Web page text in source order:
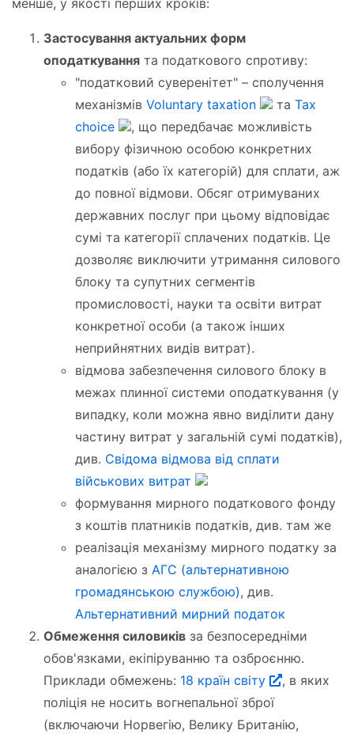
менше, у якості перших кроків:
Застосування актуальних форм
оподаткування та податкового спротиву:
"податковий суверенітет" – сполучення
механізмів Voluntary taxation та Tax
choice
, що передбачає можливість
вибору фізичною особою конкретних
податків (або їх категорій) для сплати, аж
до повної відмови. Обсяг отримуваних
державних послуг при цьому відповідає
сумі та категорії сплачених податків. Це
дозволяє виключити утримання силового
блоку та супутних сегментів
промисловості, науки та освіти витрат
конкретної особи (а також інших
неприйнятних видів витрат).
відмова забезпечення силового блоку в
межах плинної системи оподаткування (у
випадку, коли можна явно виділити дану
частину витрат у загальній сумі податків),
див. Свідома відмова від сплати
військових витрат
формування мирного податкового фонду
з коштів платників податків, див. там же
реалізація механізму мирного податку за
аналогією з АГС (альтернативною
громадянською службою), див.
Альтернативний мирний податок
Обмеження силовиків за безпосередніми
обов'язками, екіпіруванню та озброєнню.
Приклади обмежень: 18 країн світу
, в яких
поліція не носить вогнепальної зброї
(включаючи Норвегію, Велику Британію,